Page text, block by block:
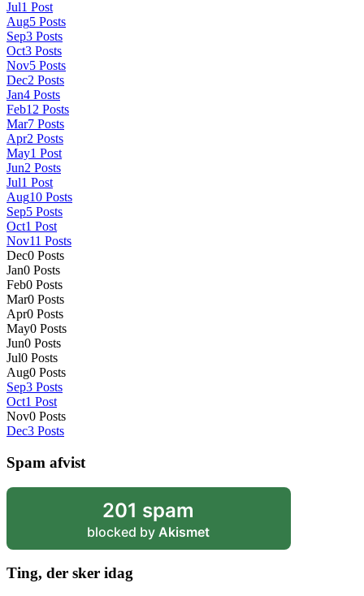
Jul1 Post
Aug5 Posts
Sep3 Posts
Oct3 Posts
Nov5 Posts
Dec2 Posts
Jan4 Posts
Feb12 Posts
Mar7 Posts
Apr2 Posts
May1 Post
Jun2 Posts
Jul1 Post
Aug10 Posts
Sep5 Posts
Oct1 Post
Nov11 Posts
Dec0 Posts
Jan0 Posts
Feb0 Posts
Mar0 Posts
Apr0 Posts
May0 Posts
Jun0 Posts
Jul0 Posts
Aug0 Posts
Sep3 Posts
Oct1 Post
Nov0 Posts
Dec3 Posts
Spam afvist
201 spam
blocked by Akismet
Ting, der sker idag